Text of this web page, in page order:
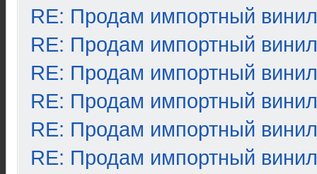
RE: Продам импортный винил
RE: Продам импортный винил
RE: Продам импортный винил
RE: Продам импортный винил
RE: Продам импортный винил
RE: Продам импортный винил